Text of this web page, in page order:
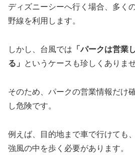
ディズニーシーへ行く場合、多く
野線を利用します。
しかし、台風では 「パークは営業
る」
というケースも珍しくありませ
そのため、パークの営業情報だけ
し危険です。
例えば、目的地まで車で行けても
強風の中を歩く必要があります。